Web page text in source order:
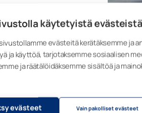
käytetyistä evästeistä
evästeitä kerätäksemme ja
ja käyttöä, tarjotaksemme sosiaalisen
ja räätälöidäksemme sisältöä ja
evästeet Vain pakolliset evästeet